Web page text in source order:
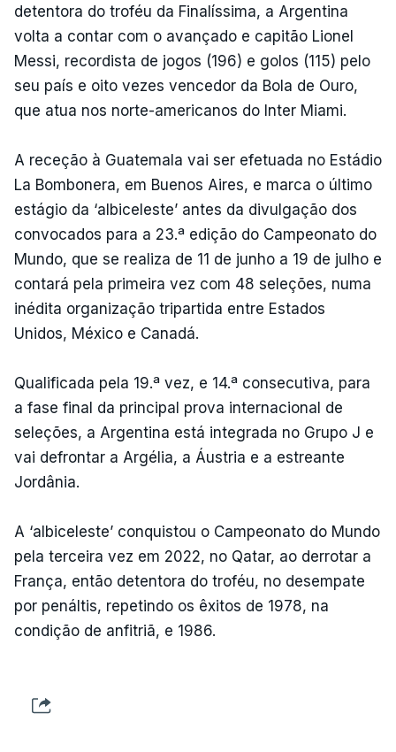
detentora do troféu da Finalíssima, a Argentina
volta a contar com o avançado e capitão Lionel
Messi, recordista de jogos (196) e golos (115) pelo
seu país e oito vezes vencedor da Bola de Ouro,
que atua nos norte-americanos do Inter Miami.
A receção à Guatemala vai ser efetuada no Estádio
La Bombonera, em Buenos Aires, e marca o último
estágio da ‘albiceleste’ antes da divulgação dos
convocados para a 23.ª edição do Campeonato do
Mundo, que se realiza de 11 de junho a 19 de julho e
contará pela primeira vez com 48 seleções, numa
inédita organização tripartida entre Estados
Unidos, México e Canadá.
Qualificada pela 19.ª vez, e 14.ª consecutiva, para
a fase final da principal prova internacional de
seleções, a Argentina está integrada no Grupo J e
vai defrontar a Argélia, a Áustria e a estreante
Jordânia.
A ‘albiceleste’ conquistou o Campeonato do Mundo
pela terceira vez em 2022, no Qatar, ao derrotar a
França, então detentora do troféu, no desempate
por penáltis, repetindo os êxitos de 1978, na
condição de anfitriã, e 1986.